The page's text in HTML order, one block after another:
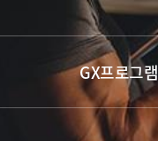
GX프로그램